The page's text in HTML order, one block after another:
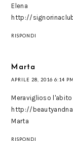
Elena
http://
RISPONDI
Marta
APRILE 28, 2016 6:14 PM
Meraviglioso l'abito
http://
Marta
RISPONDI